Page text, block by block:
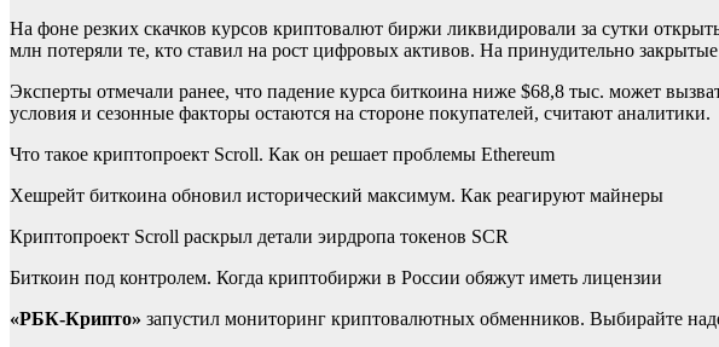
На фоне резких скачков курсов криптовалют биржи ликвидировали за сутки
млн потеряли те, кто ставил на рост цифровых активов. На принудительно
Эксперты отмечали ранее, что падение курса биткоина ниже $68,8 тыс. может
условия и сезонные факторы остаются на стороне покупателей, считают аналитики.
Что такое криптопроект Scroll. Как он решает проблемы Ethereum
Хешрейт биткоина обновил исторический максимум. Как реагируют майнеры
Криптопроект Scroll раскрыл детали эирдропа токенов SCR
Биткоин под контролем. Когда криптобиржи в России обяжут иметь лицензии
«РБК-Крипто» запустил мониторинг криптовалютных обменников. Выбирайте